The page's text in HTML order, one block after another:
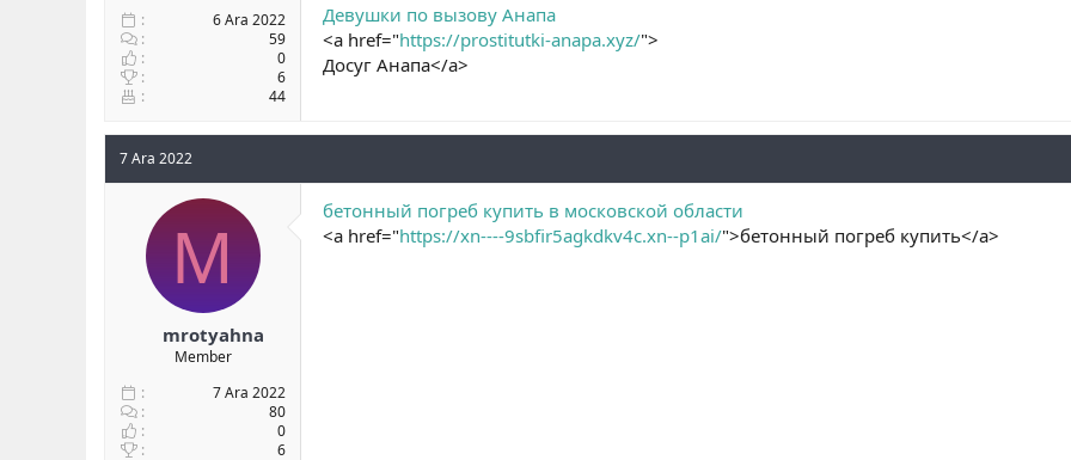
6 Ara 2022
59
0
6
44
Девушки по вызову Анапа
<a href="https://prostitutki-anapa.xyz/">
Досуг Анапа</a>
7 Ara 2022
M
mrotyahna
Member
7 Ara 2022
80
0
6
бетонный погреб купить в московской области
<a href="https://xn----9sbfir5agkdkv4c.xn--p1ai/">бетонный погреб купить</a>